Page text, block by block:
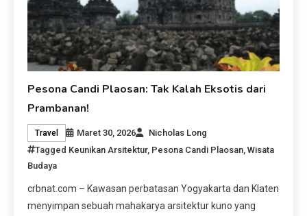
Pesona Candi Plaosan: Tak Kalah Eksotis dari
Prambanan!
Travel Maret 30, 2026
Nicholas Long
Tagged Keunikan Arsitektur, Pesona Candi Plaosan ,Wisata
Budaya
crbnat.com – Kawasan perbatasan Yogyakarta dan Klaten
menyimpan sebuah mahakarya arsitektur kuno yang